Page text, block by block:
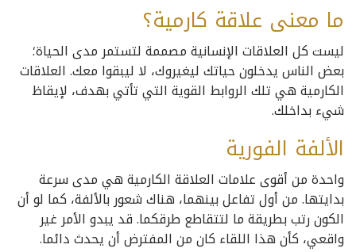
ما معنى علاقة كارمية؟
ليست كل العلاقات الإنسانية مصممة لتستمر مدى الحياة؛
بعض الناس يدخلون حياتك ليغيروك، لا ليبقوا معك. العلاقات
الكارمية هي تلك الروابط القوية التي تأتي بهدف، لإيقاظ
شيء بداخلك.
الألفة الفورية
واحدة من أقوى علامات العلاقة الكارمية هي مدى سرعة
بدايتها. من أول تفاعل بينهما، هناك شعور بالألفة، كما لو أن
الكون رتب بطريقة ما لتتقاطع طرقكما. قد يبدو الأمر غير
واقعي، كأن هذا اللقاء كان من المفترض أن يحدث دائما.